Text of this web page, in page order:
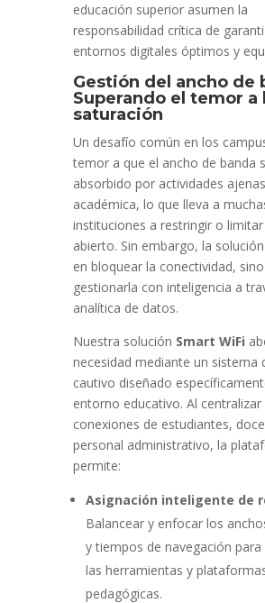
educación superior asumen la
responsabilidad crítica de
entornos digitales óptimos y
Gestión del ancho de
Superando el temor a
saturación
Un desafío común en los
temor a que el ancho de banda
absorbido por actividades
académica, lo que lleva a
instituciones a restringir o
abierto. Sin embargo, la
en bloquear la conectividad,
gestionarla con inteligencia a
analítica de datos.
Nuestra solución Smart WiFi
necesidad mediante un sistema
cautivo diseñado
entorno educativo. Al centralizar
conexiones de estudiantes,
personal administrativo, la
permite:
Asignación inteligente de
Balancear y enfocar los
y tiempos de navegación
las herramientas y
pedagógicas.